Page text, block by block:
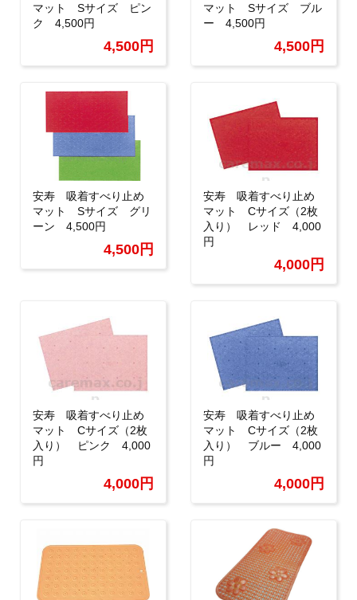
マット Sサイズ ピン
ク 4,500円
4,500円
マット Sサイズ ブル
ー 4,500円
4,500円
安寿 吸着すべり止め
マット Sサイズ グリ
ーン 4,500円
4,500円
安寿 吸着すべり止め
マット Cサイズ（2枚
入り） レッド 4,000
円
4,000円
安寿 吸着すべり止め
マット Cサイズ（2枚
入り） ピンク 4,000
円
4,000円
安寿 吸着すべり止め
マット Cサイズ（2枚
入り） ブルー 4,000
円
4,000円